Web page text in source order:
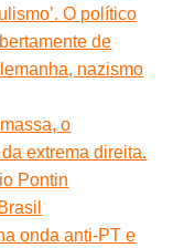
O político
de
nazismo
o
extrema direita.
Pontin
onda anti-PT e